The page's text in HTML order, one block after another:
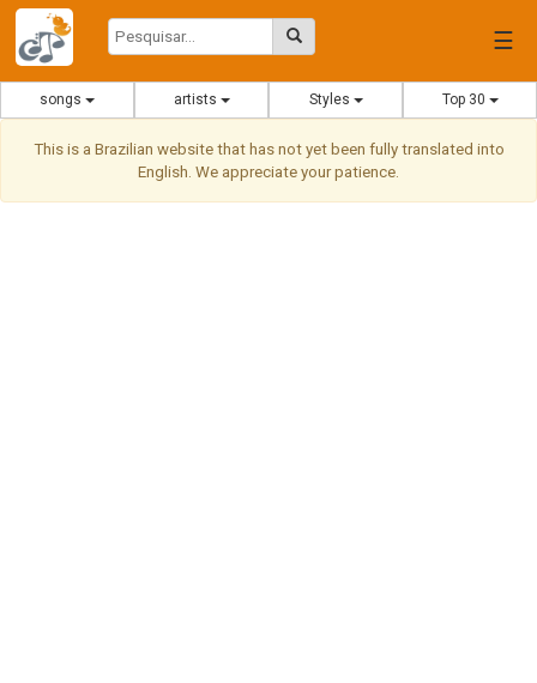
☰
songs artists Styles Top 30
This is a Brazilian website that has not yet been fully translated into
English. We appreciate your patience.